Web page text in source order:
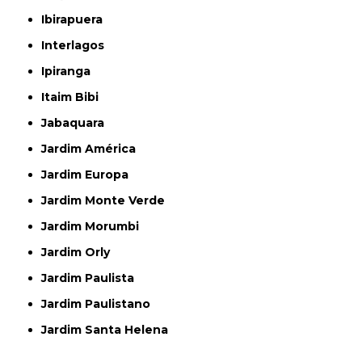
Ibirapuera
Interlagos
Ipiranga
Itaim Bibi
Jabaquara
Jardim América
Jardim Europa
Jardim Monte Verde
Jardim Morumbi
Jardim Orly
Jardim Paulista
Jardim Paulistano
Jardim Santa Helena